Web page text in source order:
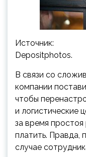
Источник:
Depositphotos.
В связи со
компании
чтобы
и логистические
за время
платить. Правда,
случае